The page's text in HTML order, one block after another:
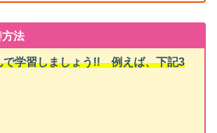
法
学習しましょう!! 例えば、下記3